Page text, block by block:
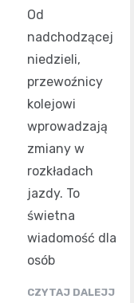
Od
nadchodzącej
niedzieli,
przewoźnicy
kolejowi
wprowadzają
zmiany w
rozkładach
jazdy. To
świetna
wiadomość dla
osób
CZYTAJ DALEJJ